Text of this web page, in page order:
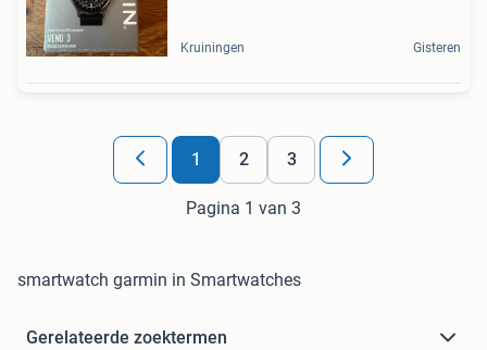
Kruiningen Gisteren
1 2 3
Pagina 1 van 3
smartwatch garmin in Smartwatches
Gerelateerde zoektermen